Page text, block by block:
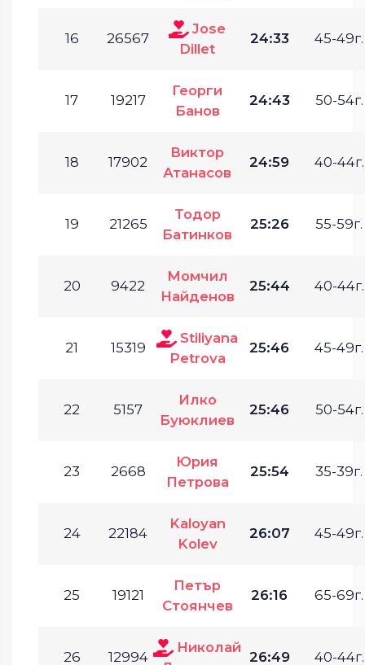
16 26567
Jose
Dillet
24:33 45-49г.
17 19217
Георги
Банов
24:43 50-54г.
18 17902
Виктор
Атанасов
24:59 40-44г.
19 21265
Тодор
Батинков
25:26 55-59г.
20 9422
Момчил
Найденов
25:44 40-44г.
21 15319
Stiliyana
Petrova
25:46 45-49г.
22 5157
Илко
Буюклиев
25:46 50-54г.
23 2668
Юрия
Петрова
25:54 35-39г.
24 22184
Kaloyan
Kolev
26:07 45-49г.
25 19121
Петър
Стоянчев
26:16 65-69г.
26 12994
Николай
26:49 40-44г.